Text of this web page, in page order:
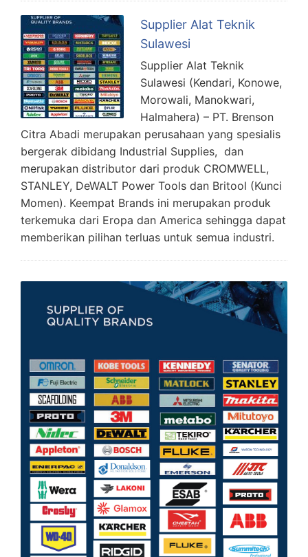
Supplier Alat Teknik
Sulawesi
Supplier Alat Teknik
Sulawesi (Kendari, Konowe,
Morowali, Manokwari,
Halmahera) – PT. Brenson
Citra Abadi merupakan perusahaan yang spesialis
bergerak dibidang Industrial Supplies, dan
merupakan distributor dari produk CROMWELL,
STANLEY, DeWALT Power Tools dan Britool (Kunci
Momen). Keempat Brands ini merupakan produk
terkemuka dari Eropa dan America sehingga dapat
memberikan pilihan terluas untuk semua industri.